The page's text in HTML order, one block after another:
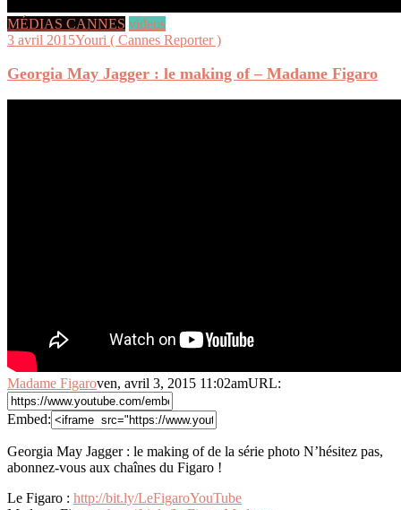
MÉDIAS CANNES videos
3 avril 2015Youri ( Cannes Reporter )
Georgia May Jagger : le making of – Madame Figaro
Madame Figaroven, avril 3, 2015 11:02amURL:
Embed:
Georgia May Jagger : le making of de la série photo N’hésitez pas,
abonnez-vous aux chaînes du Figaro !
Le Figaro : http://bit.ly/LeFigaroYouTube